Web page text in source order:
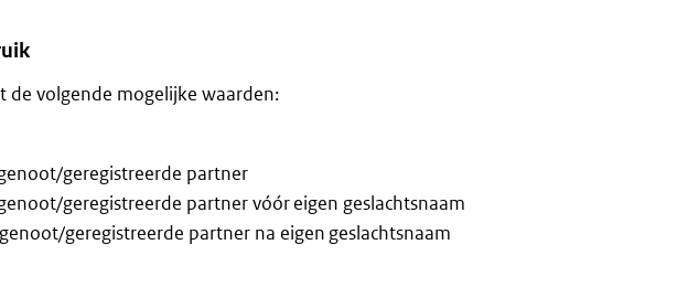
de volgende mogelijke waarden:
geregistreerde partner
geregistreerde partner vóór eigen geslachtsnaam
geregistreerde partner na eigen geslachtsnaam